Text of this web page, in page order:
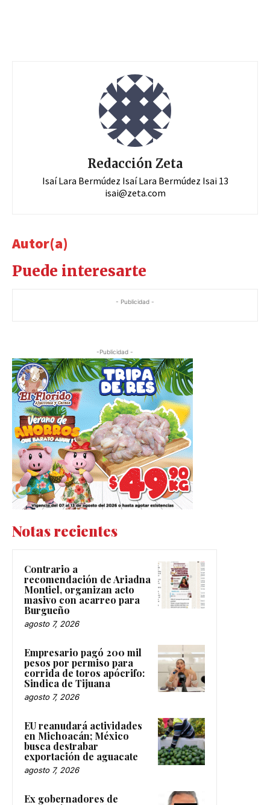
Redacción Zeta
Isaí Lara Bermúdez Isaí Lara Bermúdez Isai 13
isai@zeta.com
Autor(a)
Puede interesarte
- Publicidad -
-Publicidad -
Notas recientes
Contrario a
recomendación de Ariadna
Montiel, organizan acto
masivo con acarreo para
Burgueño
agosto 7, 2026
Empresario pagó 200 mil
pesos por permiso para
corrida de toros apócrifo:
Sindica de Tijuana
agosto 7, 2026
EU reanudará actividades
en Michoacán; México
busca destrabar
exportación de aguacate
agosto 7, 2026
Ex gobernadores de